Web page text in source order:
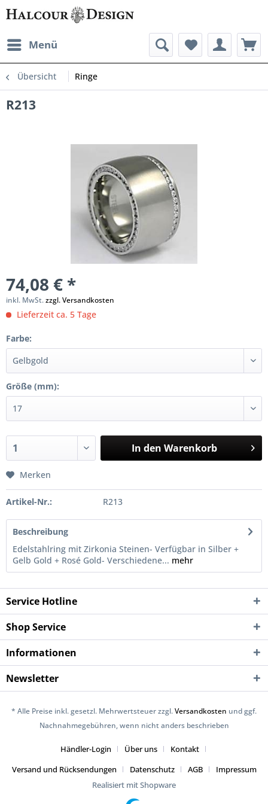
Menü
Übersicht Ringe
R213
74,08 € *
inkl. MwSt.zzgl. Versandkosten
Lieferzeit ca. 5 Tage
Farbe:
Größe (mm):
In den Warenkorb
Merken
Artikel-Nr.: R213
Beschreibung
Edelstahlring mit Zirkonia Steinen- Verfügbar in Silber +
Gelb Gold + Rosé Gold- Verschiedene... mehr
Service Hotline
Shop Service
Informationen
Newsletter
* Alle Preise inkl. gesetzl. Mehrwertsteuer zzgl.Versandkosten und ggf.
Nachnahmegebühren, wenn nicht anders beschrieben
Händler-Login Über uns
Kontakt
Versand und Rücksendungen
Datenschutz AGB
Impressum
Realisiert mit Shopware